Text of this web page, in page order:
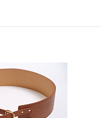
К сравнению
Недоступно